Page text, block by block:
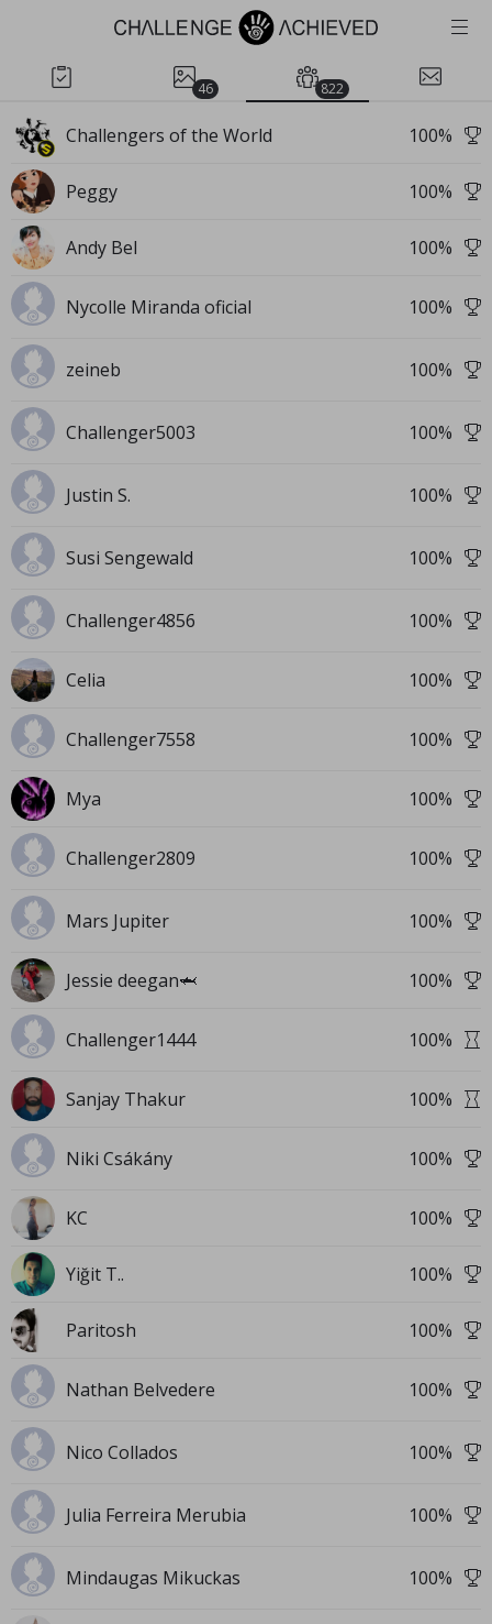
46 822
Challengers of the World 100%
Peggy 100%
Andy Bel 100%
Nycolle Miranda oficial 100%
zeineb 100%
Challenger5003 100%
Justin S. 100%
Susi Sengewald 100%
Challenger4856 100%
Celia 100%
Challenger7558 100%
Mya 100%
Challenger2809 100%
Mars Jupiter 100%
Jessie deegan🦈 100%
Challenger1444 100%
Sanjay Thakur 100%
Niki Csákány 100%
KC 100%
Yiğit T.. 100%
Paritosh 100%
Nathan Belvedere 100%
Nico Collados 100%
Julia Ferreira Merubia 100%
Mindaugas Mikuckas 100%